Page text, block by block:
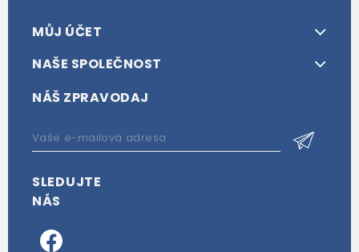
MŮJ ÚČET
NAŠE SPOLEČNOST
NÁŠ ZPRAVODAJ
SLEDUJTE
NÁS